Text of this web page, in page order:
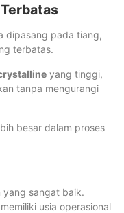
dipasang pada tiang,
terbatas.
yang tinggi,
tanpa mengurangi
besar dalam proses
yang sangat baik.
usia operasional